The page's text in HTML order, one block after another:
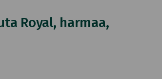
Royal, harmaa,